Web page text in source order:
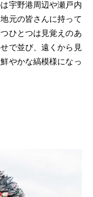
宇野港周辺や瀬戸内
元の皆さんに持って
ひとつは見覚えのあ
で並び、遠くから見
やかな縞模様になっ